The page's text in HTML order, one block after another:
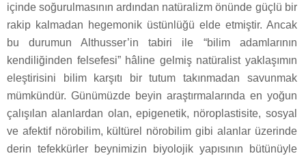
içinde soğurulmasının ardından natüralizm önünde güçlü bir
rakip kalmadan hegemonik üstünlüğü elde etmiştir. Ancak
bu durumun Althusser’in tabiri ile “bilim adamlarının
kendiliğinden felsefesi” hâline gelmiş natüralist yaklaşımın
eleştirisini bilim karşıtı bir tutum takınmadan savunmak
mümkündür. Günümüzde beyin araştırmalarında en yoğun
çalışılan alanlardan olan, epigenetik, nöroplastisite, sosyal
ve afektif nörobilim, kültürel nörobilim gibi alanlar üzerinde
derin tefekkürler beynimizin biyolojik yapısının bütünüyle